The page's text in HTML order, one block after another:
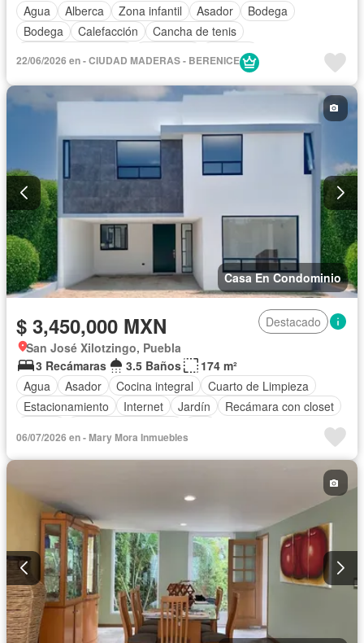
Agua
Alberca Zona infantil Asador
Bodega
Bodega
Calefacción
Cancha de tenis
Cisterna
Cuarto de servicio
Electricidad
Elevador Estacionamiento
Gimnasio
Jardín
Sala polivalente
Seguridad Terraza
Vista panorámica
Sin amueblar
22/06/2026 en - CIUDAD MADERAS - BERENICE
Casa En Condominio
$ 3,450,000 MXN
Destacado
San José Xilotzingo, Puebla
3 Recámaras
3.5 Baños
174 m²
Agua
Asador Cocina integral
Cuarto de Limpieza
Estacionamiento
Internet Jardín
Recámara con closet
06/07/2026 en - Mary Mora Inmuebles